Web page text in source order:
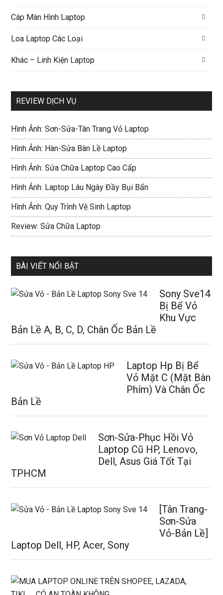
Cáp Màn Hình Laptop
Loa Laptop Các Loại
Khác – Linh Kiện Laptop
REVIEW DỊCH VỤ
Hình Ảnh: Sơn-Sửa-Tân Trang Vỏ Laptop
Hình Ảnh: Hàn-Sửa Bàn Lề Laptop
Hình Ảnh: Sửa Chữa Laptop Cao Cấp
Hình Ảnh: Laptop Lâu Ngày Đầy Bụi Bẩn
Hình Ảnh: Quy Trình Vệ Sinh Laptop
Review: Sửa Chữa Laptop
BÀI VIẾT NỔI BẬT
Sony Sve14
Bị Bể Vỏ
Khu Vực
Bản Lề A, B, C, D, Chân Ốc Bản Lề
Laptop Hp Bị Bể
Vỏ Mặt C (Mặt Bàn
Phím) Và Chân Ốc
Bản Lề
Sơn-Sửa-Phục Hồi Vỏ
Laptop Cũ HP, Lenovo,
Dell, Asus Giá Tốt Tại
TPHCM
[Tân Trang-
Sơn-Sửa
Vỏ-Bản Lề]
Laptop Dell, HP, Acer, Sony